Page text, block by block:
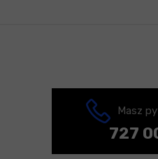
Masz
727